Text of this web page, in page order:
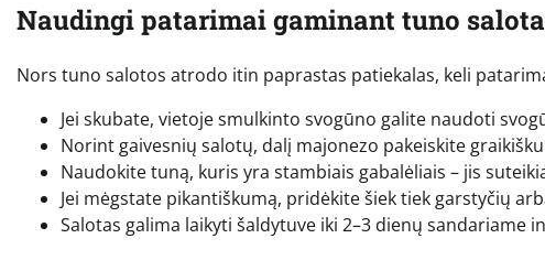
Naudingi patarimai gaminant tuno
Nors tuno salotos atrodo itin paprastas patiekalas, keli
Jei skubate, vietoje smulkinto svogūno galite naudoti
Norint gaivesnių salotų, dalį majonezo pakeiskite
Naudokite tuną, kuris yra stambiais gabalėliais – jis
Jei mėgstate pikantiškumą, pridėkite šiek tiek garstyčių
Salotas galima laikyti šaldytuve iki 2–3 dienų sandariame